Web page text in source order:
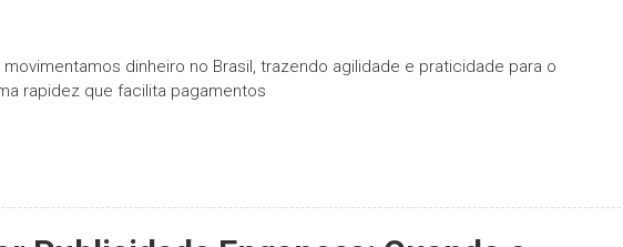
dinheiro no Brasil, trazendo agilidade e praticidade para o
rapidez que facilita pagamentos